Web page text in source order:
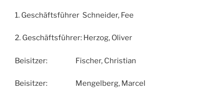
1. Geschäftsführer Schneider, Fee
2. Geschäftsführer: Herzog, Oliver
Beisitzer: Fischer, Christian
Beisitzer: Mengelberg, Marcel